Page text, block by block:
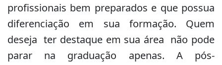
profissionais bem preparados e que possua
diferenciação em sua formação. Quem
deseja ter destaque em sua área não pode
parar na graduação apenas. A pós-